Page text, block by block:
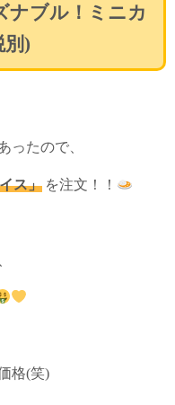
ナブル！ミニカ
別)
ったので、
ス」 を注文！！
格(笑)